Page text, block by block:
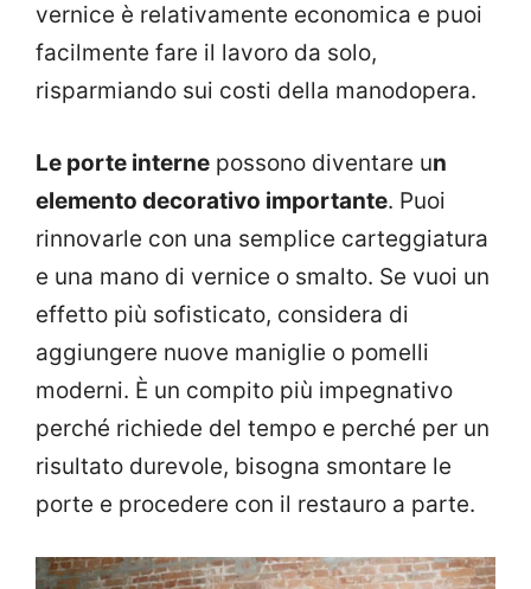
vernice è relativamente economica e puoi
facilmente fare il lavoro da solo,
risparmiando sui costi della manodopera.
Le porte interne possono diventare un
elemento decorativo importante. Puoi
rinnovarle con una semplice carteggiatura
e una mano di vernice o smalto. Se vuoi un
effetto più sofisticato, considera di
aggiungere nuove maniglie o pomelli
moderni. È un compito più impegnativo
perché richiede del tempo e perché per un
risultato durevole, bisogna smontare le
porte e procedere con il restauro a parte.